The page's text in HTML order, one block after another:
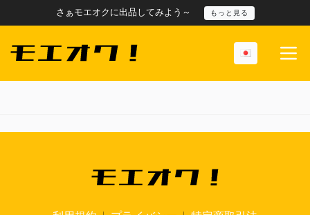
さぁモエオクに出品してみよう～ もっと見る